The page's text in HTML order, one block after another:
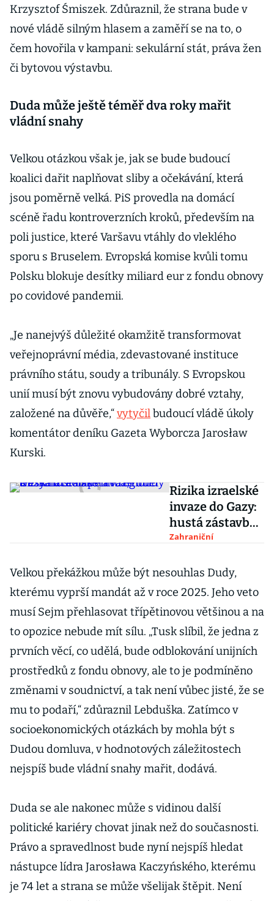
Krzysztof Śmiszek. Zdůraznil, že strana bude v
nové vládě silným hlasem a zaměří se na to, o
čem hovořila v kampani: sekulární stát, práva žen
či bytovou výstavbu.
Duda může ještě téměř dva roky mařit
vládní snahy
Velkou otázkou však je, jak se bude budoucí
koalici dařit naplňovat sliby a očekávání, která
jsou poměrně velká. PiS provedla na domácí
scéně řadu kontroverzních kroků, především na
poli justice, které Varšavu vtáhly do vleklého
sporu s Bruselem. Evropská komise kvůli tomu
Polsku blokuje desítky miliard eur z fondu obnovy
po covidové pandemii.
„Je nanejvýš důležité okamžitě transformovat
veřejnoprávní média, zdevastované instituce
právního státu, soudy a tribunály. S Evropskou
unií musí být znovu vybudovány dobré vztahy,
založené na důvěře,“vytyčilbudoucí vládě úkoly
komentátor deníku Gazeta Wyborcza Jarosław
Kurski.
Rizika izraelské
invaze do Gazy:
hustá zástavba,
tunely a
v regionu
Zahraniční
Velkou překážkou může být nesouhlas Dudy,
kterému vyprší mandát až v roce 2025. Jeho veto
musí Sejm přehlasovat třípětinovou většinou a na
to opozice nebude mít sílu. „Tusk slíbil, že jedna z
prvních věcí, co udělá, bude odblokování unijních
prostředků z fondu obnovy, ale to je podmíněno
změnami v soudnictví, a tak není vůbec jisté, že se
mu to podaří,“ zdůraznil Lebduška. Zatímco v
socioekonomických otázkách by mohla být s
Dudou domluva, v hodnotových záležitostech
nejspíš bude vládní snahy mařit, dodává.
Duda se ale nakonec může s vidinou další
politické kariéry chovat jinak než do současnosti.
Právo a spravedlnost bude nyní nejspíš hledat
nástupce lídra Jarosława Kaczyńského, kterému
je 74 let a strana se může všelijak štěpit. Není